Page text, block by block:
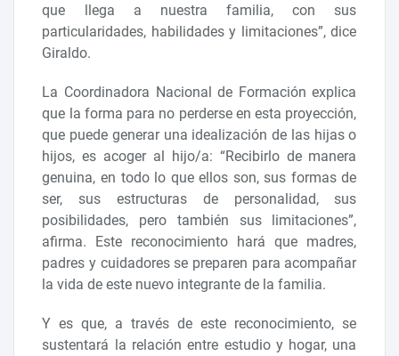
que llega a nuestra familia, con sus
particularidades, habilidades y limitaciones”, dice
Giraldo.
La Coordinadora Nacional de Formación explica
que la forma para no perderse en esta proyección,
que puede generar una idealización de las hijas o
hijos, es acoger al hijo/a: “Recibirlo de manera
genuina, en todo lo que ellos son, sus formas de
ser, sus estructuras de personalidad, sus
posibilidades, pero también sus limitaciones”,
afirma. Este reconocimiento hará que madres,
padres y cuidadores se preparen para acompañar
la vida de este nuevo integrante de la familia.
Y es que, a través de este reconocimiento, se
sustentará la relación entre estudio y hogar, una